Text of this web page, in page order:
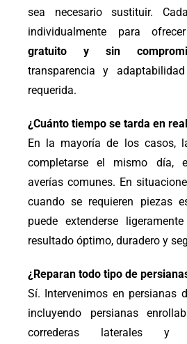
sea necesario sustituir.
individualmente para
gratuito y sin
transparencia y
requerida.
¿Cuánto tiempo se tarda en
En la mayoría de los casos,
completarse el mismo día,
averías comunes. En
cuando se requieren piezas
puede extenderse
resultado óptimo, duradero y
¿Reparan todo tipo de
Sí. Intervenimos en persianas
incluyendo persianas
correderas laterales y